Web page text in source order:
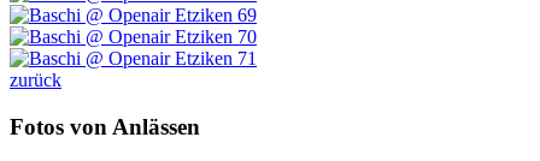
zurück
Fotos von Anlässen